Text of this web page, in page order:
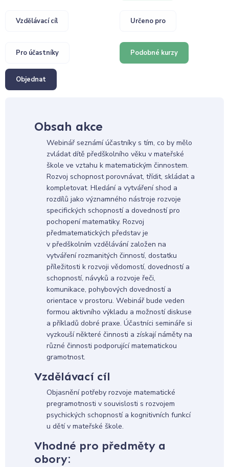
Vzdělávací cíl Určeno pro
Pro účastníky Podobné kurzy
Objednat
Obsah akce
Webinář seznámí účastníky s tím, co by mělo
zvládat dítě předškolního věku v mateřské
škole ve vztahu k matematickým činnostem.
Rozvoj schopnost porovnávat, třídit, skládat a
kompletovat. Hledání a vytváření shod a
rozdílů jako významného nástroje rozvoje
specifických schopností a dovedností pro
pochopení matematiky. Rozvoj
předmatematických představ je
v předškolním vzdělávání založen na
vytváření rozmanitých činností, dostatku
příležitosti k rozvoji vědomostí, dovedností a
schopností, návyků a rozvoje řeči,
komunikace, pohybových dovedností a
orientace v prostoru. Webinář bude veden
formou aktivního výkladu a možností diskuse
a příkladů dobré praxe. Účastníci semináře si
vyzkouší některé činnosti a získají náměty na
různé činnosti podporující matematickou
gramotnost.
Vzdělávací cíl
Objasnění potřeby rozvoje matematické
pregramotnosti v souvislosti s rozvojem
psychických schopností a kognitivních funkcí
u dětí v mateřské škole.
Vhodné pro předměty a
obory: